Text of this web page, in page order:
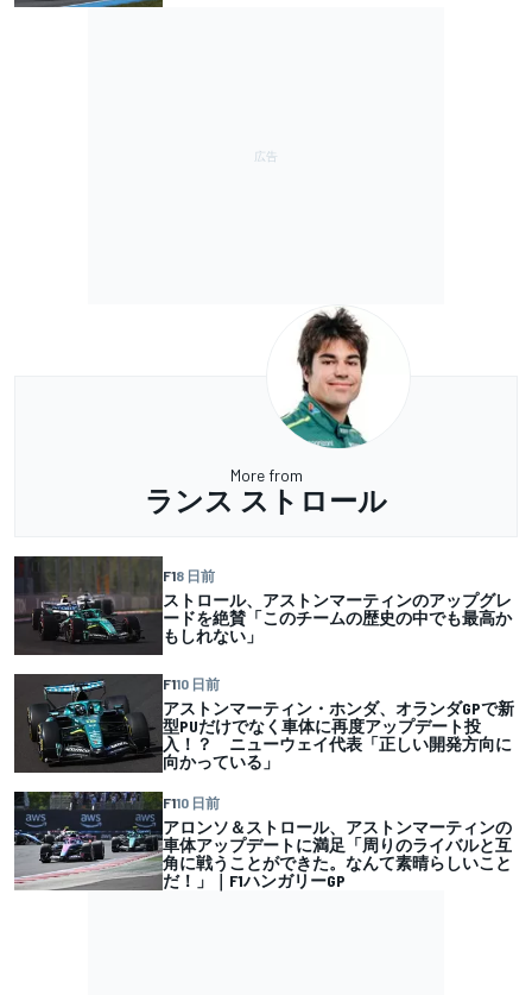
More from
ランス ストロール
F18 日前
ストロール、アストンマーティンのアップグレ
ードを絶賛「このチームの歴史の中でも最高か
もしれない」
F110 日前
アストンマーティン・ホンダ、オランダGPで新
型PUだけでなく車体に再度アップデート投
入！？ ニューウェイ代表「正しい開発方向に
向かっている」
F110 日前
アロンソ＆ストロール、アストンマーティンの
車体アップデートに満足「周りのライバルと互
角に戦うことができた。なんて素晴らしいこと
だ！」｜F1ハンガリーGP